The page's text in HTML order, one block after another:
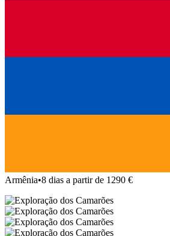
Armênia•8 dias a partir de 1290 €